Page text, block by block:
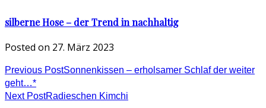
silberne Hose – der Trend in nachhaltig
Posted on 27. März 2023
Previous PostSonnenkissen – erholsamer Schlaf der weiter
geht…*
Next PostRadieschen Kimchi